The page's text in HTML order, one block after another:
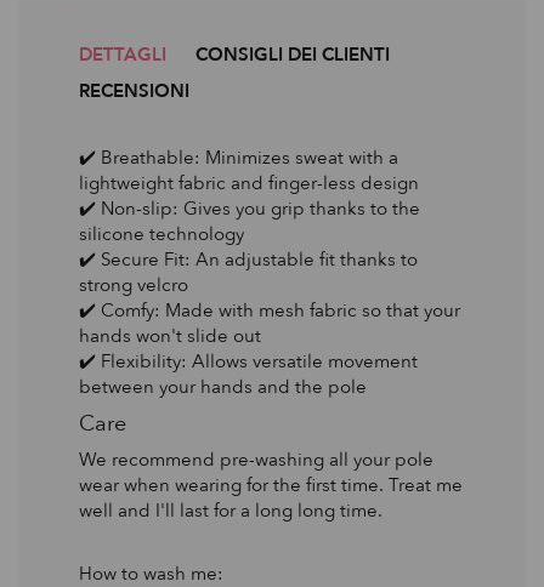
DETTAGLI
CONSIGLI DEI CLIENTI
RECENSIONI
✔️ Breathable: Minimizes sweat with a
lightweight fabric⁣⁣⁣⁠⁣⁠⁣⁣⁠⁣⁠⁣⁠⁣⁠ and finger-less design⁠⁠
✔️ Non-slip: Gives you grip thanks to the
silicone technology⁠⁣⁠⁣⁠⁣⁠⁠
✔️ Secure Fit: An adjustable fit thanks to
strong velcro ⁠⁠
✔️ Comfy: Made with mesh fabric so that your
hands won't slide out⁠⁠
✔️ Flexibility: Allows versatile movement
between your hands and the pole⁠
Care
We recommend pre-washing all your pole
wear when wearing for the first time. Treat me
well and I'll last for a long long time.
How to wash me: